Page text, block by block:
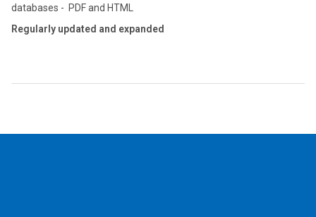
databases - PDF and HTML
Regularly updated and expanded